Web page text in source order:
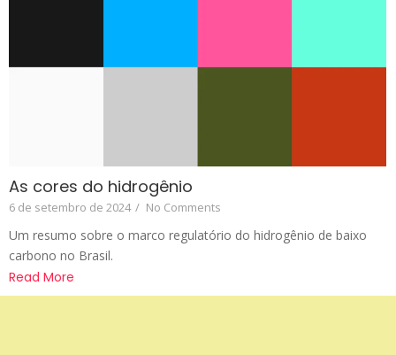
As cores do hidrogênio
6 de setembro de 2024 / No Comments
Um resumo sobre o marco regulatório do hidrogênio de baixo
carbono no Brasil.
Read More